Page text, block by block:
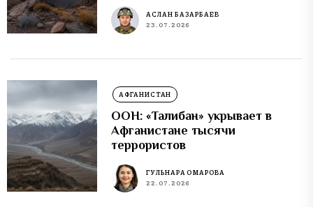
АСЛАН БАЗАРБАЕВ
23.07.2026
АФГАНИСТАН
ООН: «Талибан» укрывает в
Афганистане тысячи
террористов
ГУЛЬНАРА ОМАРОВА
22.07.2026